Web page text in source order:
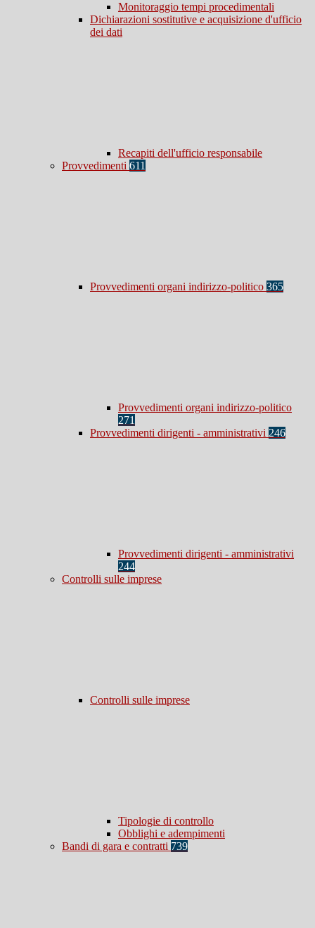
Monitoraggio tempi procedimentali
Dichiarazioni sostitutive e acquisizione d'ufficio
dei dati
Recapiti dell'ufficio responsabile
Provvedimenti 611
Provvedimenti organi indirizzo-politico 365
Provvedimenti organi indirizzo-politico
271
Provvedimenti dirigenti - amministrativi 246
Provvedimenti dirigenti - amministrativi
244
Controlli sulle imprese
Controlli sulle imprese
Tipologie di controllo
Obblighi e adempimenti
Bandi di gara e contratti 739